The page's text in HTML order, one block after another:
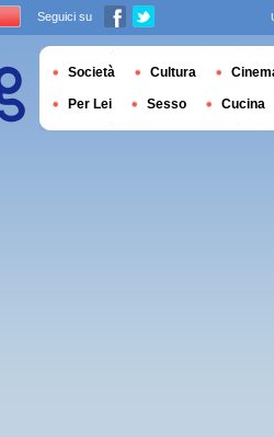
Seguici su
Società Cultura
Per Lei Sesso Cucina